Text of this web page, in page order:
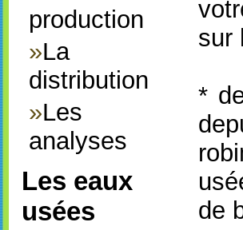
production
»La
distribution
»Les
analyses
Les eaux
usées
sur
*
de